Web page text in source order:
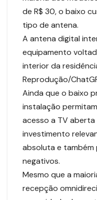
de R$ 30, o baixo
tipo de antena.
A antena digital
equipamento
interior da
Reprodução/
Ainda que o baixo
instalação
acesso a TV
investimento
absoluta e
negativos.
Mesmo que a
recepção